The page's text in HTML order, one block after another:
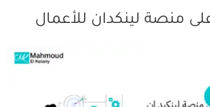
منصة لينكدان للأعمال